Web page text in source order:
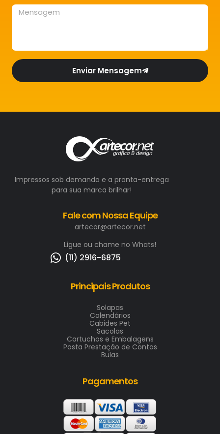
Enviar Mensagem
Impressos sob demanda e a pronta-entrega
para sua marca brilhar!
Fale com Nossa Equipe
artecor@artecor.net
Ligue ou chame no Whats!
(11) 2916-6875
Principais Produtos
Solapas
Calendários
Cabides Pet
Sacolas
Cartuchos e Embalagens
Pasta Prestação de Contas
Bulas
Pagamentos